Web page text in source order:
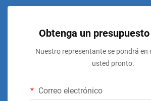
Obtenga un
Nuestro representante se pondrá en
usted pronto.
Correo electrónico